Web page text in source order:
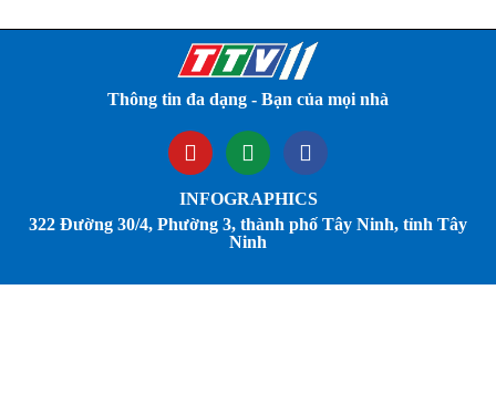
Thông tin đa dạng - Bạn của mọi nhà
INFOGRAPHICS
322 Đường 30/4, Phường 3, thành phố Tây Ninh, tỉnh Tây
Ninh